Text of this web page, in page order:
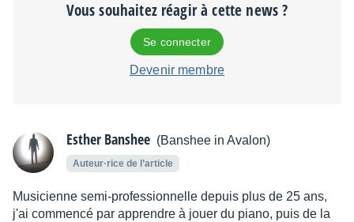
Vous souhaitez réagir à cette news ?
Se connecter
Devenir membre
Esther Banshee (Banshee in Avalon)
Auteur·rice de l’article
Musicienne semi-professionnelle depuis plus de 25 ans,
j'ai commencé par apprendre à jouer du piano, puis de la